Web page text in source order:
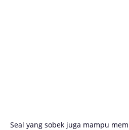
Sеаl yang sobek juga mampu